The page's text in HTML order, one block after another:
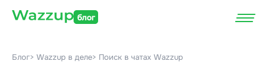
блог
Блог> Wazzup в деле> Поиск в чатах Wazzup